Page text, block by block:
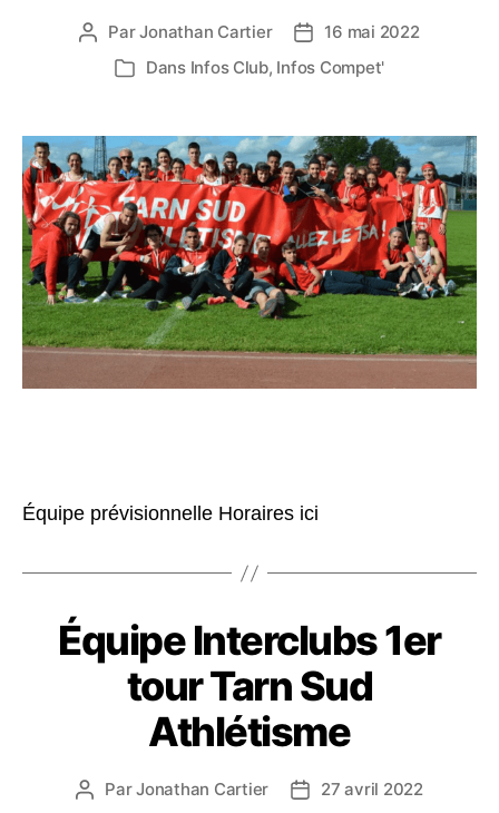
Auteur
l’article
ParJonathan Cartier
Date
de
l’article
16 mai 2022
Catégories
Dans Infos Club, Infos Compet'
Équipe prévisionnelle Horaires ici
Équipe Interclubs 1er
tour Tarn Sud
Athlétisme
Auteur
ParJonathan Cartier
Date27 avril 2022